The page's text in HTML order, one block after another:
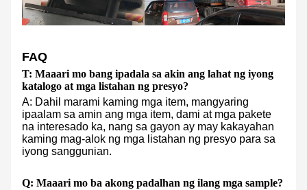
FAQ
T: Maaari mo bang ipadala sa akin ang lahat ng iyong
katalogo at mga listahan ng presyo?
A: Dahil marami kaming mga item, mangyaring
ipaalam sa amin ang mga item, dami at mga pakete
na interesado ka, nang sa gayon ay may kakayahan
kaming mag-alok ng mga listahan ng presyo para sa
iyong sanggunian.
Q: Maaari mo ba akong padalhan ng ilang mga sample?